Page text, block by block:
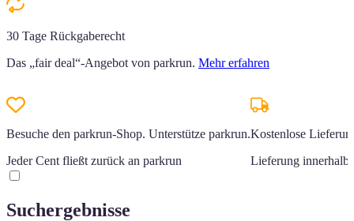
30 Tage Rückgaberecht
Das „fair deal“-Angebot von parkrun. Mehr erfahren
Besuche den parkrun-Shop. Unterstütze parkrun.
Jeder Cent fließt zurück an parkrun
Kostenlose
Lieferung innerhalb
Suchergebnisse